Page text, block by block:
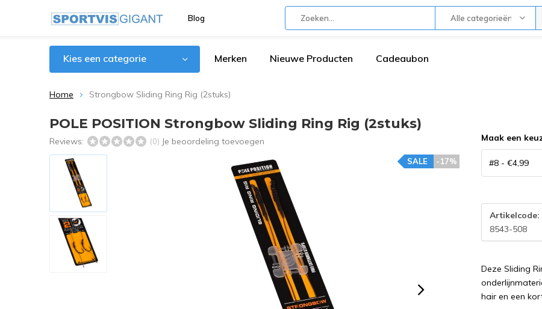
Blog Alle categorieën
Kies een categorie Merken Nieuwe Producten Cadeaubon
Home Strongbow Sliding Ring Rig (2stuks)
POLE POSITION Strongbow Sliding Ring Rig (2stuks)
Reviews: (0) Je beoordeling toevoegen
-17%
SALE
Maak een
Artikelcode:
8543-508
Deze Sliding
hair en een